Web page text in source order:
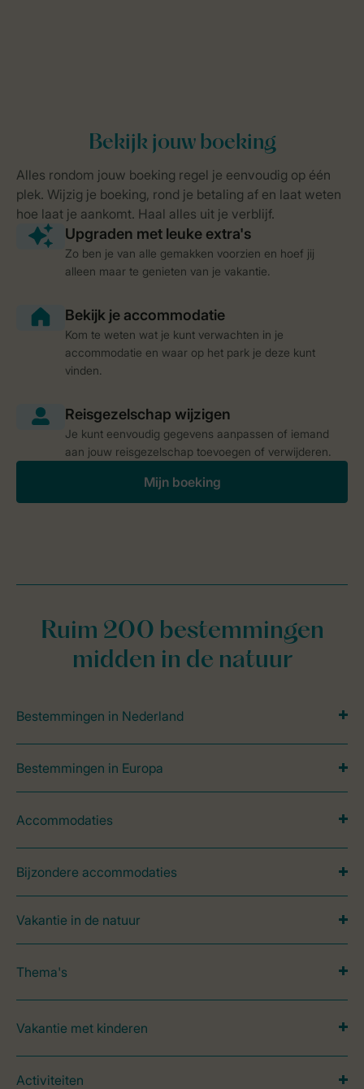
Zo ben je van alle gemakken voorzien en hoef jij
alleen maar te genieten van je vakantie.
Kom te weten wat je kunt verwachten in je
accommodatie en waar op het park je deze kunt
vinden.
Je kunt eenvoudig gegevens aanpassen of iemand
aan jouw reisgezelschap toevoegen of verwijderen.
Mijn boeking
Ruim 200 bestemmingen
midden in de natuur
Bestemmingen in Nederland
Bestemmingen in Europa
Accommodaties
Bijzondere accommodaties
Vakantie in de natuur
Thema's
Vakantie met kinderen
Activiteiten